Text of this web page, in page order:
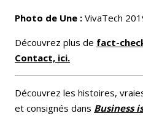
Photo de Une : VivaTech
Découvrez plus de fact-
Contact, ici.
Découvrez les histoires,
et consignés dans Business